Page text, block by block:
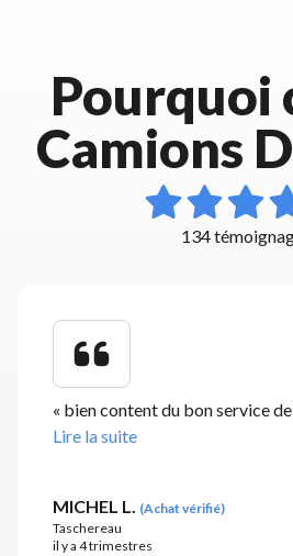
Pourquoi
Camions
134
« bien content du bon service
Lire la suite
MICHEL L. (Achat vérifié)
Taschereau
il y a 4 trimestres